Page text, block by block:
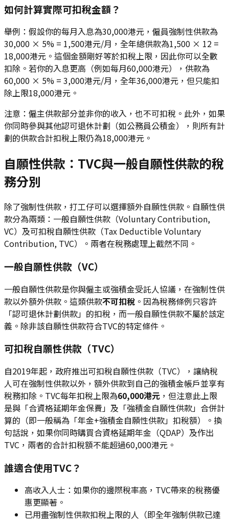
如何計算實際可扣稅金額？
舉例：假設你的每月入息為30,000港元，僱員強制性供款為
30,000 × 5% = 1,500港元/月，全年總供款為1,500 × 12 =
18,000港元。這個金額剛好等於扣稅上限，因此你可以全數
扣除。若你的入息更高（例如每月60,000港元），供款為
60,000 × 5% = 3,000港元/月，全年36,000港元，但只能扣
除上限18,000港元。
注意：僱主供款部分並非你的收入，也不可扣稅。此外，如果
你同時參與其他認可退休計劃（如公務員公積金），則所有計
劃的供款合計扣稅上限仍為18,000港元。
自願性供款：TVC與一般自願性供款的稅
務分別
除了強制性供款，打工仔可以選擇額外自願性供款。自願性供
款分為兩類：一般自願性供款（Voluntary Contribution,
VC）及可扣稅自願性供款（Tax Deductible Voluntary
Contribution, TVC）。兩者在稅務處理上截然不同。
一般自願性供款（VC）
一般自願性供款是你與僱主或強積金受託人協議，在強制性供
款以外額外供款。這類供款不可扣稅 。因為稅務條例只容許
「認可退休計劃供款」的扣稅，而一般自願性供款不屬於該定
義。除非該自願性供款符合TVC的特定條件。
可扣稅自願性供款（TVC）
自2019年起，政府推出可扣稅自願性供款（TVC），讓納稅
人可在強制性供款以外，額外供款到自己的強積金帳戶並享有
稅務扣除。TVC每年扣稅上限為60,000港元 ，但注意此上限
是與「合資格延期年金保費」及「強積金自願性供款」合併計
算的（即一般稱為「年金+強積金自願性供款」扣稅額）。換
句話說，如果你同時購買合資格延期年金（QDAP）及作出
TVC，兩者的合計扣稅額不能超過60,000港元。
誰適合使用TVC？
高收入人士：如果你的邊際稅率高，TVC帶來的稅務優
惠更顯著。
已用盡強制性供款扣稅上限的人（即全年強制供款已達